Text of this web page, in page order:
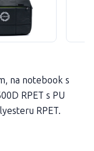
na notebook s
RPET s PU
RPET.